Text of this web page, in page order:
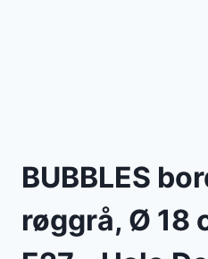
BUBBLES
røggrå, Ø 18